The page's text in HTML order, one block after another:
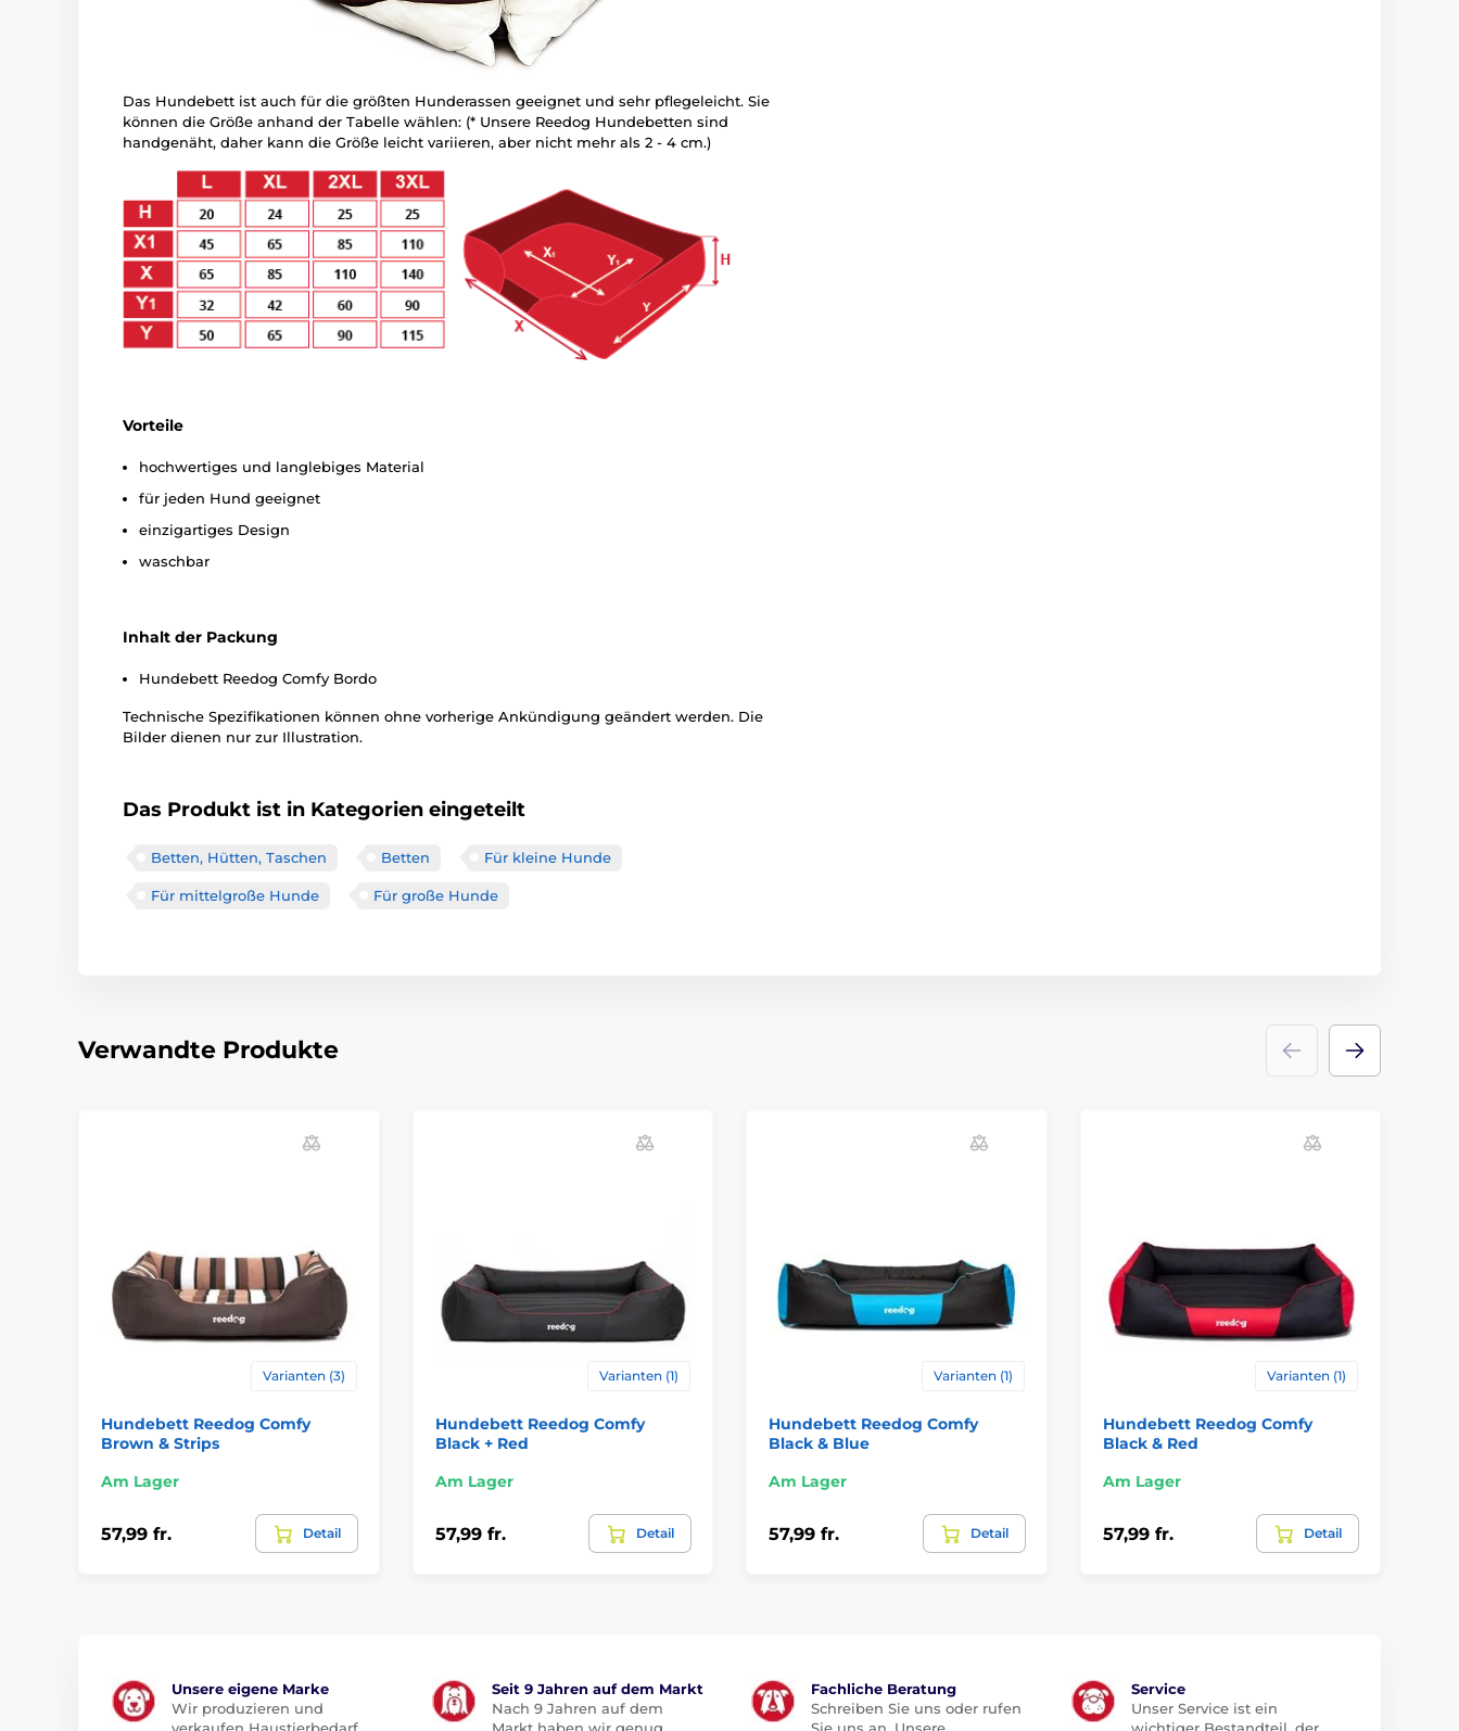
Das Hundebett ist auch für die größten Hunderassen geeignet und sehr pflegeleicht. Sie
können die Größe anhand der Tabelle wählen: (* Unsere Reedog Hundebetten sind
handgenäht, daher kann die Größe leicht variieren, aber nicht mehr als 2 - 4 cm.)
Vorteile
hochwertiges und langlebiges Material
für jeden Hund geeignet
einzigartiges Design
waschbar
Inhalt der Packung
Hundebett Reedog Comfy Bordo
Technische Spezifikationen können ohne vorherige Ankündigung geändert werden. Die
Bilder dienen nur zur Illustration.
Das Produkt ist in Kategorien eingeteilt
Betten, Hütten, Taschen Betten Für kleine Hunde
Für mittelgroße Hunde Für große Hunde
Verwandte Produkte
Varianten (3)
Hundebett Reedog Comfy
Brown & Strips
Am Lager
57,99 fr. Detail
Varianten (1)
Hundebett Reedog Comfy
Black + Red
Am Lager
57,99 fr. Detail
Varianten (1)
Hundebett Reedog Comfy
Black & Blue
Am Lager
57,99 fr. Detail
Varianten (1)
Hundebett Reedog Comfy
Black & Red
Am Lager
57,99 fr. Detail
Unsere eigene Marke
Wir produzieren und
Seit 9 Jahren auf dem Markt
Nach 9 Jahren auf dem
Fachliche Beratung
Schreiben Sie uns oder rufen
Service
Unser Service ist ein